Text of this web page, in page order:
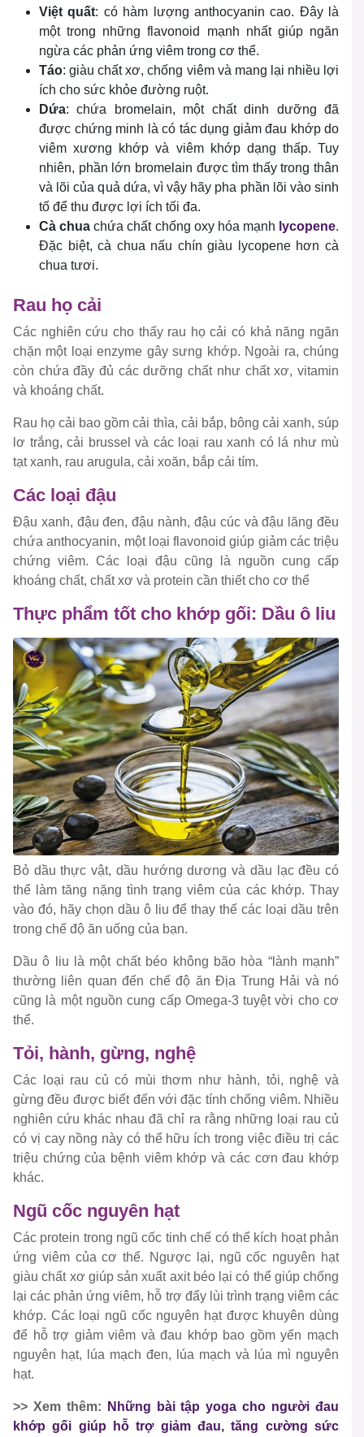
Việt quất: có hàm lượng anthocyanin cao. Đây là
một trong những flavonoid mạnh nhất giúp ngăn
ngừa các phản ứng viêm trong cơ thể.
Táo: giàu chất xơ, chống viêm và mang lại nhiều lợi
ích cho sức khỏe đường ruột.
Dứa: chứa bromelain, một chất dinh dưỡng đã
được chứng minh là có tác dụng giảm đau khớp do
viêm xương khớp và viêm khớp dạng thấp. Tuy
nhiên, phần lớn bromelain được tìm thấy trong thân
và lõi của quả dứa, vì vậy hãy pha phần lõi vào sinh
tố để thu được lợi ích tối đa.
Cà chuachứa chất chống oxy hóa mạnh lycopene.
Đặc biệt, cà chua nấu chín giàu lycopene hơn cà
chua tươi.
Rau họ cải
Các nghiên cứu cho thấy rau họ cải có khả năng ngăn
chặn một loại enzyme gây sưng khớp. Ngoài ra, chúng
còn chứa đầy đủ các dưỡng chất như chất xơ, vitamin
và khoáng chất.
Rau họ cải bao gồm cải thìa, cải bắp, bông cải xanh, súp
lơ trắng, cải brussel và các loại rau xanh có lá như mù
tạt xanh, rau arugula, cải xoăn, bắp cải tím.
Các loại đậu
Đậu xanh, đậu đen, đậu nành, đậu cúc và đậu lăng đều
chứa anthocyanin, một loại flavonoid giúp giảm các triệu
chứng viêm. Các loại đậu cũng là nguồn cung cấp
khoáng chất, chất xơ và protein cần thiết cho cơ thể
Thực phẩm tốt cho khớp gối: Dầu ô liu
Bỏ dầu thực vật, dầu hướng dương và dầu lạc đều có
thể làm tăng nặng tình trạng viêm của các khớp. Thay
vào đó, hãy chọn dầu ô liu để thay thế các loại dầu trên
trong chế độ ăn uống của bạn.
Dầu ô liu là một chất béo không bão hòa “lành mạnh”
thường liên quan đến chế độ ăn Địa Trung Hải và nó
cũng là một nguồn cung cấp Omega-3 tuyệt vời cho cơ
thể.
Tỏi, hành, gừng, nghệ
Các loại rau củ có mùi thơm như hành, tỏi, nghệ và
gừng đều được biết đến với đặc tính chống viêm. Nhiều
nghiên cứu khác nhau đã chỉ ra rằng những loại rau củ
có vị cay nồng này có thể hữu ích trong việc điều trị các
triệu chứng của bệnh viêm khớp và các cơn đau khớp
khác.
Ngũ cốc nguyên hạt
Các protein trong ngũ cốc tinh chế có thể kích hoạt phản
ứng viêm của cơ thể. Ngược lại, ngũ cốc nguyên hạt
giàu chất xơ giúp sản xuất axit béo lại có thể giúp chống
lại các phản ứng viêm, hỗ trợ đẩy lùi trình trạng viêm các
khớp. Các loại ngũ cốc nguyên hạt được khuyên dùng
để hỗ trợ giảm viêm và đau khớp bao gồm yến mạch
nguyên hạt, lúa mạch đen, lúa mạch và lúa mì nguyên
hạt.
>> Xem thêm:
Những bài tập yoga cho người đau
khớp gối giúp hỗ trợ giảm đau, tăng cường sức